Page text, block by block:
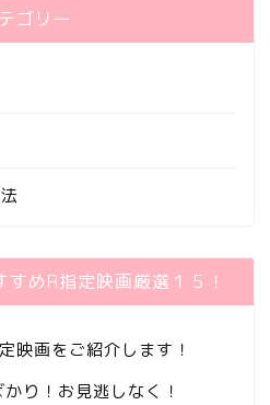
ゴリー
すめR指定映画厳選１５！
映画をご紹介します！
り！お見逃しなく！